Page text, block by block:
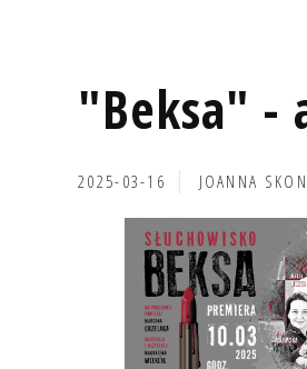
"Beksa" -
2025-03-16 JOANNA